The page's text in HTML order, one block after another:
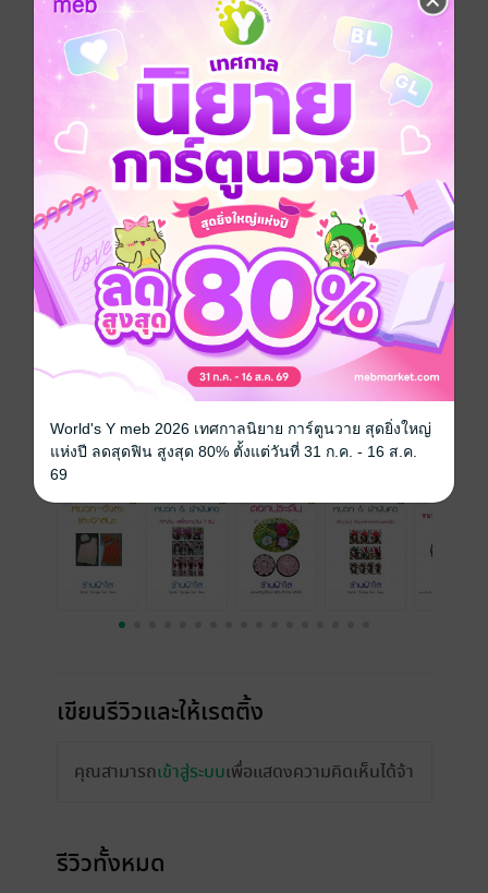
ติดตาม แชร์
แพทเทิร์นผ้าคลุมไหล่โครเชต์ – นิตติ้ง สวยๆ ค่ะ
ประเภทไฟล์
วันที่วางขาย 31 มีนาคม 2558
ฟรี
เรื่องที่คุณน่าจะสนใจ
เขียนรีวิวและให้เรตติ้ง
คุณสามารถเข้าสู่ระบบเพื่อแสดงความคิดเห็นได้จ้า
รีวิวทั้งหมด
World's Y meb 2026 เทศกาลนิยาย การ์ตูนวาย สุดยิ่งใหญ่
แห่งปี ลดสุดฟิน สูงสุด 80% ตั้งแต่วันที่ 31 ก.ค. - 16 ส.ค.
69